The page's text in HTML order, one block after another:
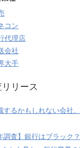
コン
代理店
会社
大手
リース
するかもしれない会社
調査】銀行はブラック